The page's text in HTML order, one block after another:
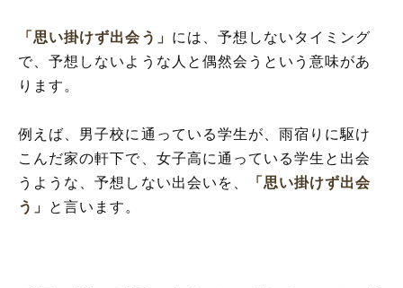
「思い掛けず出会う」 には、予想しないタイミング
で、予想しないような人と偶然会うという意味があ
ります。
例えば、男子校に通っている学生が、雨宿りに駆け
こんだ家の軒下で、女子高に通っている学生と出会
うような、予想しない出会いを、
「思い掛けず出会
う」
と言います。